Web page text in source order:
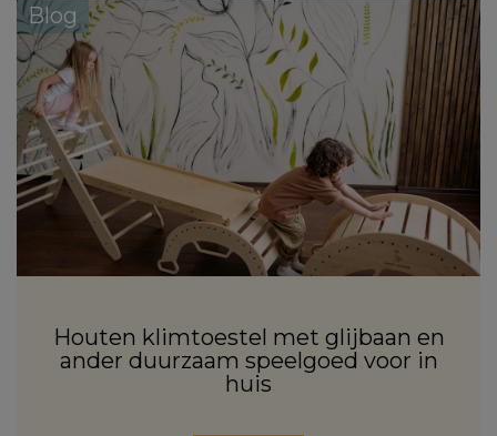
Blog
Houten klimtoestel met glijbaan en
ander duurzaam speelgoed voor in
huis